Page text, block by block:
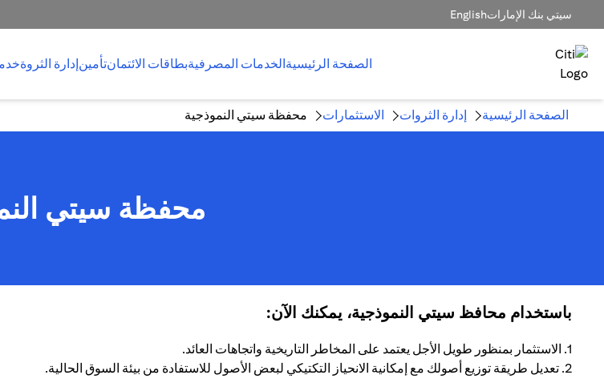
سيتي بنك الإماراتEnglish
الصفحة الرئيسيةالخدمات المصرفيةبطاقات الائتمانتأمينإدارة الثروة
الصفحة الرئيسية إدارة الثروات الاستثمارات محفظة سيتي النموذجية
محفظة سيتي
باستخدام محافظ سيتي النموذجية، يمكنك الآن:
1. الاستثمار بمنظور طويل الأجل يعتمد على المخاطر التاريخية واتجاهات العائد.
2. تعديل طريقة توزيع أصولك مع إمكانية الانحياز التكتيكي لبعض الأصول للاستفادة من بيئة السوق الحالية.